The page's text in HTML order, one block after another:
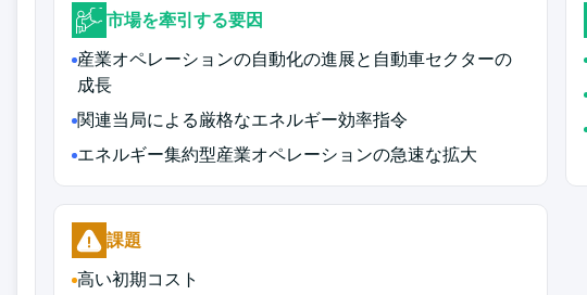
市場を牽引する要因
産業オペレーションの自動化の進展と自動車セクターの
成長
関連当局による厳格なエネルギー効率指令
エネルギー集約型産業オペレーションの急速な拡大
課題
高い初期コスト